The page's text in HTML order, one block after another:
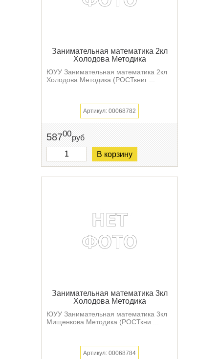
Занимательная математика 2кл
Холодова Методика
ЮУУ Занимательная математика 2кл
Холодова Методика (РОСТкниг ...
Артикул: 00068782
58700руб
В корзину
Занимательная математика 3кл
Холодова Методика
ЮУУ Занимательная математика 3кл
Мищенкова Методика (РОСТкни ...
Артикул: 00068784